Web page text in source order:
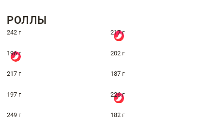
РОЛЛЫ
242 г 217 г
196 г 202 г
217 г 187 г
197 г 226 г
249 г 182 г